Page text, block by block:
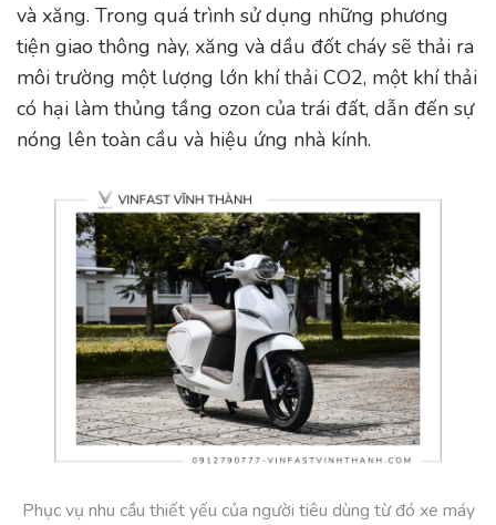
và xăng. Trong quá trình sử dụng những phương
tiện giao thông này, xăng và dầu đốt cháy sẽ thải ra
môi trường một lượng lớn khí thải CO2, một khí thải
có hại làm thủng tầng ozon của trái đất, dẫn đến sự
nóng lên toàn cầu và hiệu ứng nhà kính.
Phục vụ nhu cầu thiết yếu của người tiêu dùng từ đó xe máy